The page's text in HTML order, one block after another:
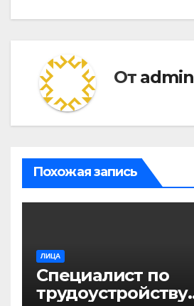
От admin
Похожая запись
ЛИЦА
Специалист по
трудоустройству